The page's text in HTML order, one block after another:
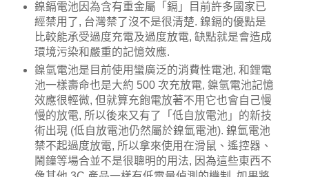
鎳鎘電池因為含有重金屬「鎘」目前許多國家已
經禁用了, 台灣禁了沒不是很清楚. 鎳鎘的優點是
比較能承受過度充電及過度放電, 缺點就是會造成
環境污染和嚴重的記憶效應.
鎳氫電池是目前使用蠻廣泛的消費性電池, 和鋰電
池一樣壽命也是大約 500 次充放電, 鎳氫電池記憶
效應很輕微, 但就算充飽電放著不用它也會自己慢
慢的放電, 所以後來又有了「低自放電池」的新技
術出現 (低自放電池仍然屬於鎳氫電池). 鎳氫電池
禁不起過度放電, 所以拿來使用在滑鼠、遙控器、
鬧鐘等場合並不是很聰明的用法, 因為這些東西不